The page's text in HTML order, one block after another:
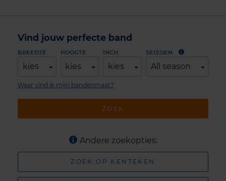
Vind jouw perfecte band
BREEDTE
kies
HOOGTE
kies
INCH
kies
SEIZOEN
All season
ZOEK
Waar vind ik mijn bandenmaat?
Andere zoekopties:
ZOEK OP KENTEKEN